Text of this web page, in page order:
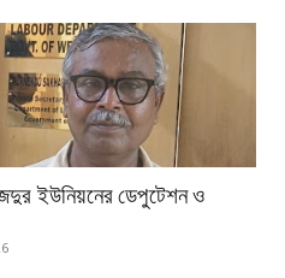
ইউনিয়নের ডেপুটেশন ও